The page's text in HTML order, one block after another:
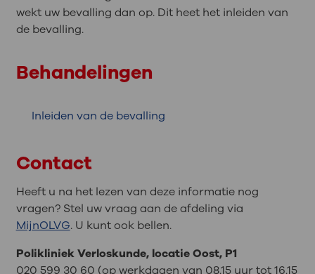
wekt uw bevalling dan op. Dit heet het inleiden van
de bevalling.
Behandelingen
Inleiden van de bevalling
Contact
Heeft u na het lezen van deze informatie nog
vragen? Stel uw vraag aan de afdeling via
MijnOLVG. U kunt ook bellen.
Polikliniek Verloskunde, locatie Oost, P1
020 599 30 60 (op werkdagen van 08.15 uur tot 16.15